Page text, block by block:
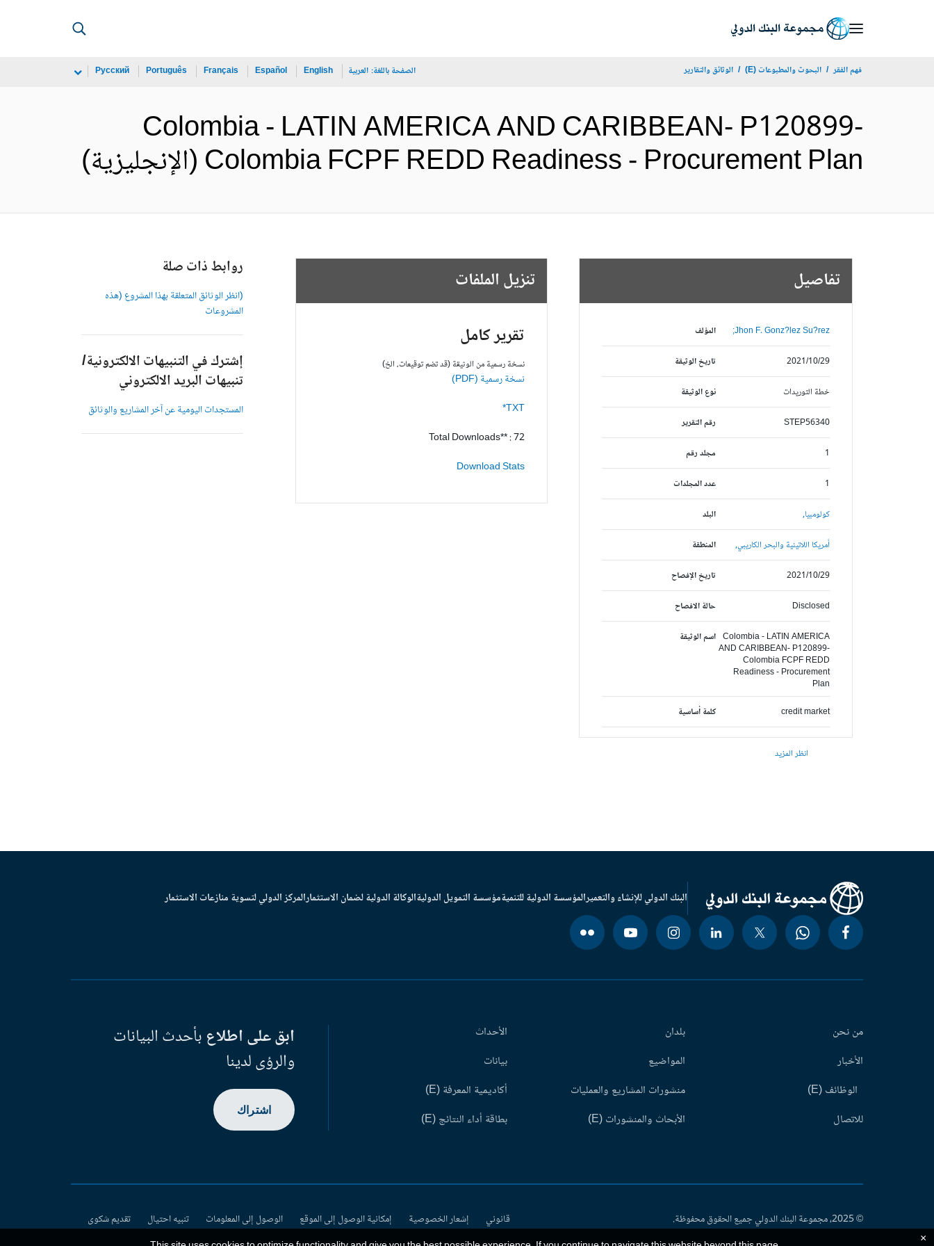
فهم الفقر البحوث والمطبوعات (E) الوثائق والتقارير الصفحة باللغة: العربية English
Español
Français
Português
Русский
Colombia - LATIN AMERICA AND CARIBBEAN- P120899-
Colombia FCPF REDD Readiness - Procurement Plan (الإنجليزية)
تفاصيل
المؤلف Jhon F. Gonz?lez Su?rez;
تاريخ الوثيقة 2021/10/29
نوع الوثيقة خطة التوريدات
رقم التقرير STEP56340
مجلد رقم 1
عدد المجلدات 1
البلد كولومبيا,
المنطقة أمريكا اللاتينية والبحر الكاريبي,
تاريخ الإفصاح 2021/10/29
حالة الافصاح Disclosed
اسم الوثيقة Colombia - LATIN AMERICA
AND CARIBBEAN- P120899-
Colombia FCPF REDD
Readiness - Procurement
Plan
كلمة أساسية
credit market
انظر المزيد
تنزيل الملفات
تقرير كامل
نسخة رسمية من الوثيقة (قد تضم توقيعات، الخ)
نسخة رسمية (PDF)
TXT*
Total Downloads** : 72
Download Stats
روابط ذات صلة
(انظر الوثائق المتعلقة بهذا المشروع (هذه
المشروعات
إشترك في التنبيهات الالكترونية/
تنبيهات البريد الالكتروني
المستجدات اليومية عن آخر المشاريع والوثائق
البنك الدولي للإنشاء والتعميرالمؤسسة الدولية للتنميةمؤسسة التمويل الدوليةالوكالة الدولية لضمان الاستثمارالمركز الدولي لتسوية منازعات الاستثمار
من نحن
الأخبار
الوظائف (E)
للاتصال
بلدان
المواضيع
منشورات المشاريع والعمليات
الأبحاث والمنشورات (E)
الأحداث
بيانات
أكاديمية المعرفة (E)
بطاقة أداء النتائج (E)
ابق على اطلاعبأحدث البيانات
والرؤى لدينا
اشتراك
© 2025، مجموعة البنك الدولي جميع الحقوق محفوظة. قانوني إشعار الخصوصية إمكانية الوصول إلى الموقع الوصول إلى المعلومات تنبيه احتيال
تقديم شكوى
×